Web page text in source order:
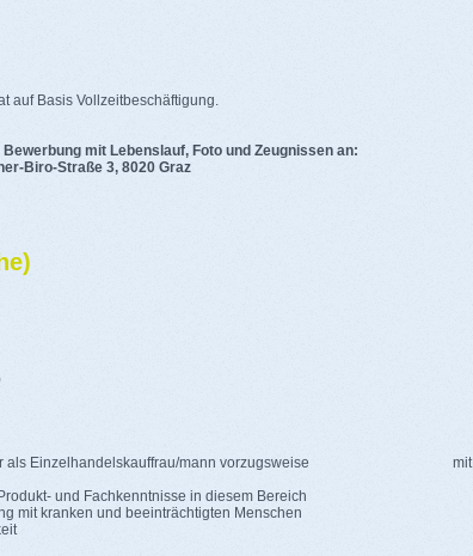
auf Basis Vollzeitbeschäftigung.
mit Lebenslauf, Foto und Zeugnissen an:
Biro-Straße 3, 8020 Graz
oder als Einzelhandelskauffrau/mann vorzugsweise mit
und Fachkenntnisse in diesem Bereich
mit kranken und beeinträchtigten Menschen